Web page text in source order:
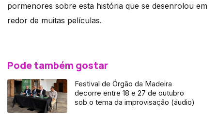
pormenores sobre esta história que se desenrolou em
redor de muitas películas.
Pode também gostar
Festival de Órgão da Madeira
decorre entre 18 e 27 de outubro
sob o tema da improvisação (áudio)